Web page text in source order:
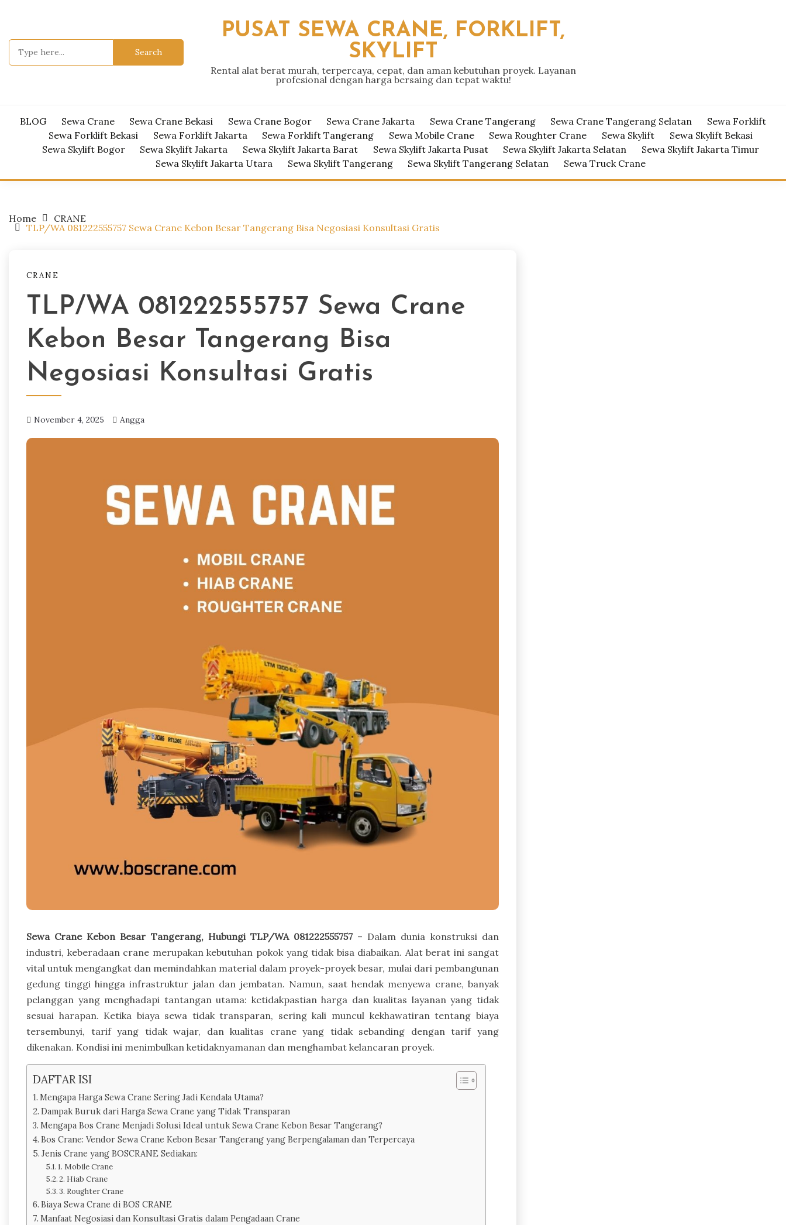
PUSAT SEWA CRANE, FORKLIFT,
SKYLIFT
Rental alat berat murah, terpercaya, cepat, dan aman kebutuhan proyek. Layanan
profesional dengan harga bersaing dan tepat waktu!
BLOG Sewa Crane Sewa Crane Bekasi Sewa Crane Bogor Sewa Crane Jakarta Sewa Crane Tangerang Sewa Crane Tangerang Selatan
Sewa Forklift
Sewa Forklift Bekasi
Sewa Forklift Jakarta Sewa Forklift Tangerang Sewa Mobile Crane Sewa Roughter Crane Sewa Skylift
Sewa Skylift Bekasi
Sewa Skylift Bogor
Sewa Skylift Jakarta Sewa Skylift Jakarta Barat Sewa Skylift Jakarta Pusat Sewa Skylift Jakarta Selatan
Sewa Skylift Jakarta Timur
Sewa Skylift Jakarta Utara
Sewa Skylift Tangerang Sewa Skylift Tangerang Selatan Sewa Truck Crane
Home
CRANE
TLP/WA 081222555757 Sewa Crane Kebon Besar Tangerang Bisa Negosiasi Konsultasi Gratis
CRANE
TLP/WA 081222555757 Sewa Crane
Kebon Besar Tangerang Bisa
Negosiasi Konsultasi Gratis
November 4, 2025 Angga
Sewa Crane Kebon Besar Tangerang, Hubungi TLP/WA 081222555757– Dalam dunia konstruksi dan
industri, keberadaan crane merupakan kebutuhan pokok yang tidak bisa diabaikan. Alat berat ini sangat
vital untuk mengangkat dan memindahkan material dalam proyek-proyek besar, mulai dari pembangunan
gedung tinggi hingga infrastruktur jalan dan jembatan. Namun, saat hendak menyewa crane, banyak
pelanggan yang menghadapi tantangan utama: ketidakpastian harga dan kualitas layanan yang tidak
sesuai harapan. Ketika biaya sewa tidak transparan, sering kali muncul kekhawatiran tentang biaya
tersembunyi, tarif yang tidak wajar, dan kualitas crane yang tidak sebanding dengan tarif yang
dikenakan. Kondisi ini menimbulkan ketidaknyamanan dan menghambat kelancaran proyek.
DAFTAR ISI
Mengapa Harga Sewa Crane Sering Jadi Kendala Utama?
Dampak Buruk dari Harga Sewa Crane yang Tidak Transparan
Mengapa Bos Crane Menjadi Solusi Ideal untuk Sewa Crane Kebon Besar Tangerang?
Bos Crane: Vendor Sewa Crane Kebon Besar Tangerang yang Berpengalaman dan Terpercaya
Jenis Crane yang BOSCRANE Sediakan:
1. Mobile Crane
2. Hiab Crane
3. Roughter Crane
Biaya Sewa Crane di BOS CRANE
Manfaat Negosiasi dan Konsultasi Gratis dalam Pengadaan Crane